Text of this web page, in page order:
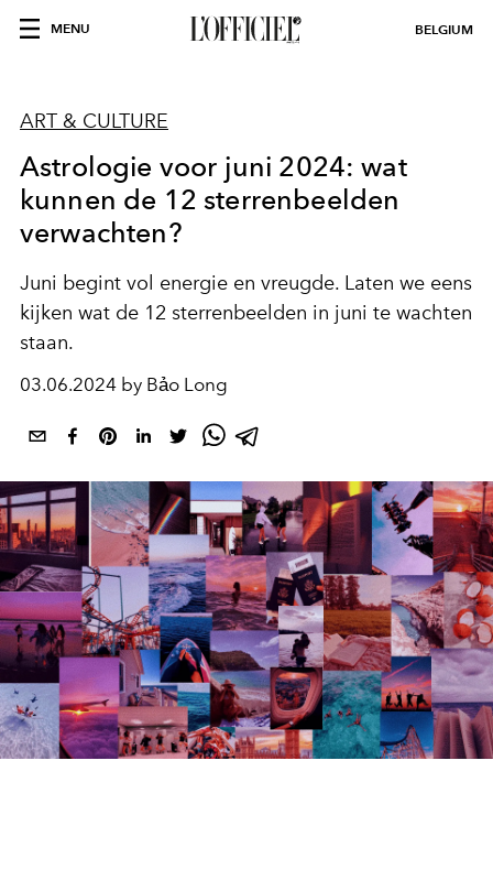
MENU BELGIUM
ART & CULTURE
Astrologie voor juni 2024: wat
kunnen de 12 sterrenbeelden
verwachten?
Juni begint vol energie en vreugde. Laten we eens
kijken wat de 12 sterrenbeelden in juni te wachten
staan.
03.06.2024 by Bảo Long